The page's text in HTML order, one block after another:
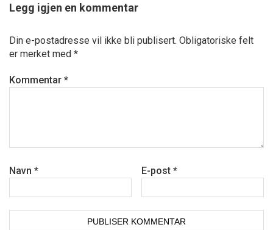
Legg igjen en kommentar
Din e-postadresse vil ikke bli publisert. Obligatoriske felt
er merket med *
Kommentar *
Navn * E-post*